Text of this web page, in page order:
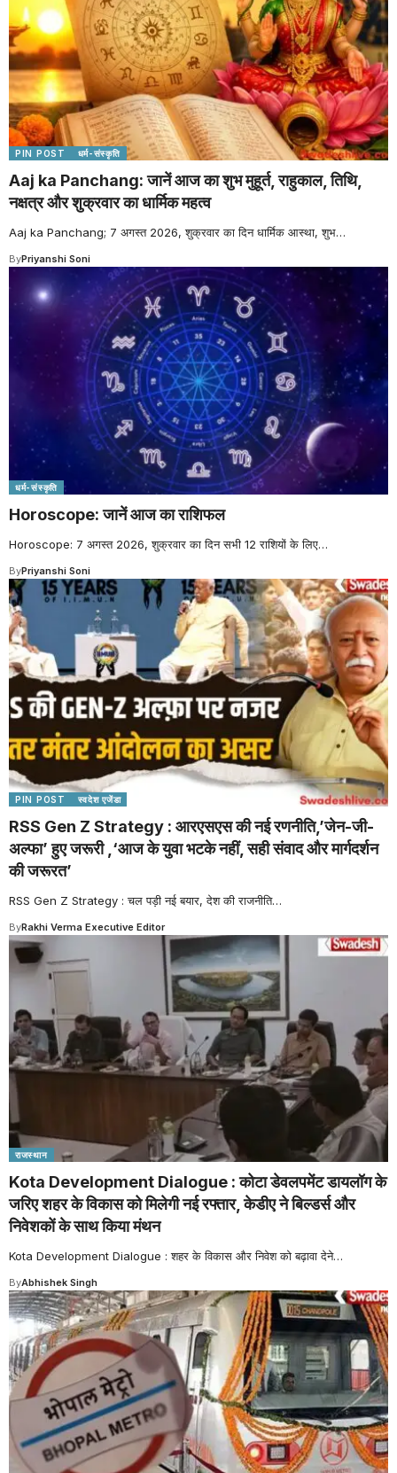
PIN POST धर्म-संस्कृति
Aaj ka Panchang: जानें आज का शुभ मुहूर्त, राहुकाल, तिथि,
नक्षत्र और शुक्रवार का धार्मिक महत्व
Aaj ka Panchang; 7 अगस्त 2026, शुक्रवार का दिन धार्मिक आस्था, शुभ…
ByPriyanshi Soni
धर्म-संस्कृति
Horoscope: जानें आज का राशिफल
Horoscope: 7 अगस्त 2026, शुक्रवार का दिन सभी 12 राशियों के लिए…
ByPriyanshi Soni
PIN POST स्वदेश एजेंडा
RSS Gen Z Strategy : आरएसएस की नई रणनीति,’जेन-जी-
अल्फा’ हुए जरूरी ,‘आज के युवा भटके नहीं, सही संवाद और मार्गदर्शन
की जरूरत’
RSS Gen Z Strategy : चल पड़ी नई बयार, देश की राजनीति…
ByRakhi Verma Executive Editor
राजस्थान
Kota Development Dialogue : कोटा डेवलपमेंट डायलॉग के
जरिए शहर के विकास को मिलेगी नई रफ्तार, केडीए ने बिल्डर्स और
निवेशकों के साथ किया मंथन
Kota Development Dialogue : शहर के विकास और निवेश को बढ़ावा देने…
ByAbhishek Singh